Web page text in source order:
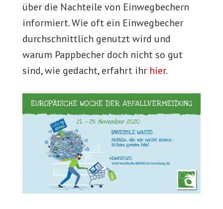
über die Nachteile von Einwegbechern
informiert. Wie oft ein Einwegbecher
durchschnittlich genutzt wird und
warum Pappbecher doch nicht so gut
sind, wie gedacht, erfahrt ihr hier.